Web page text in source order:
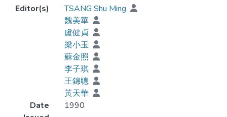
Editor(s)
TSANG Shu Ming
魏美華
盧健貞
梁小玉
蘇金照
李子琪
王錦聰
黃天華
Date
1990